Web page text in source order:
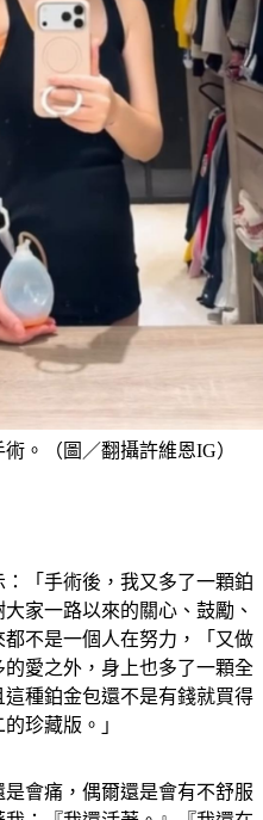
「手術後，我又多了一顆鉑
家一路以來的關心、鼓勵、
不是一個人在努力，「又做
愛之外，身上也多了一顆全
種鉑金包還不是有錢就買得